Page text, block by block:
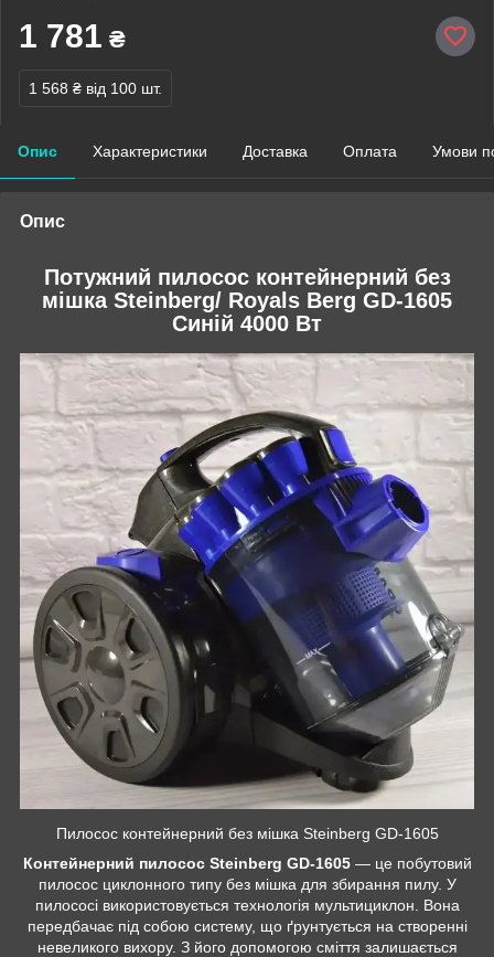
1 781 ₴
1 568 ₴ від 100 шт.
Опис Характеристики Доставка Оплата Умови
Опис
Потужний пилосос контейнерний без
мішка Steinberg/ Royals Berg GD-1605
Синій 4000 Вт
Пилосос контейнерний без мішка Steinberg GD-1605
Контейнерний пилосос Steinberg GD-1605— це побутовий
пилосос циклонного типу без мішка для збирання пилу. У
пилососі використовується технологія мультициклон. Вона
передбачає під собою систему, що ґрунтується на створенні
невеликого вихору. З його допомогою сміття залишається